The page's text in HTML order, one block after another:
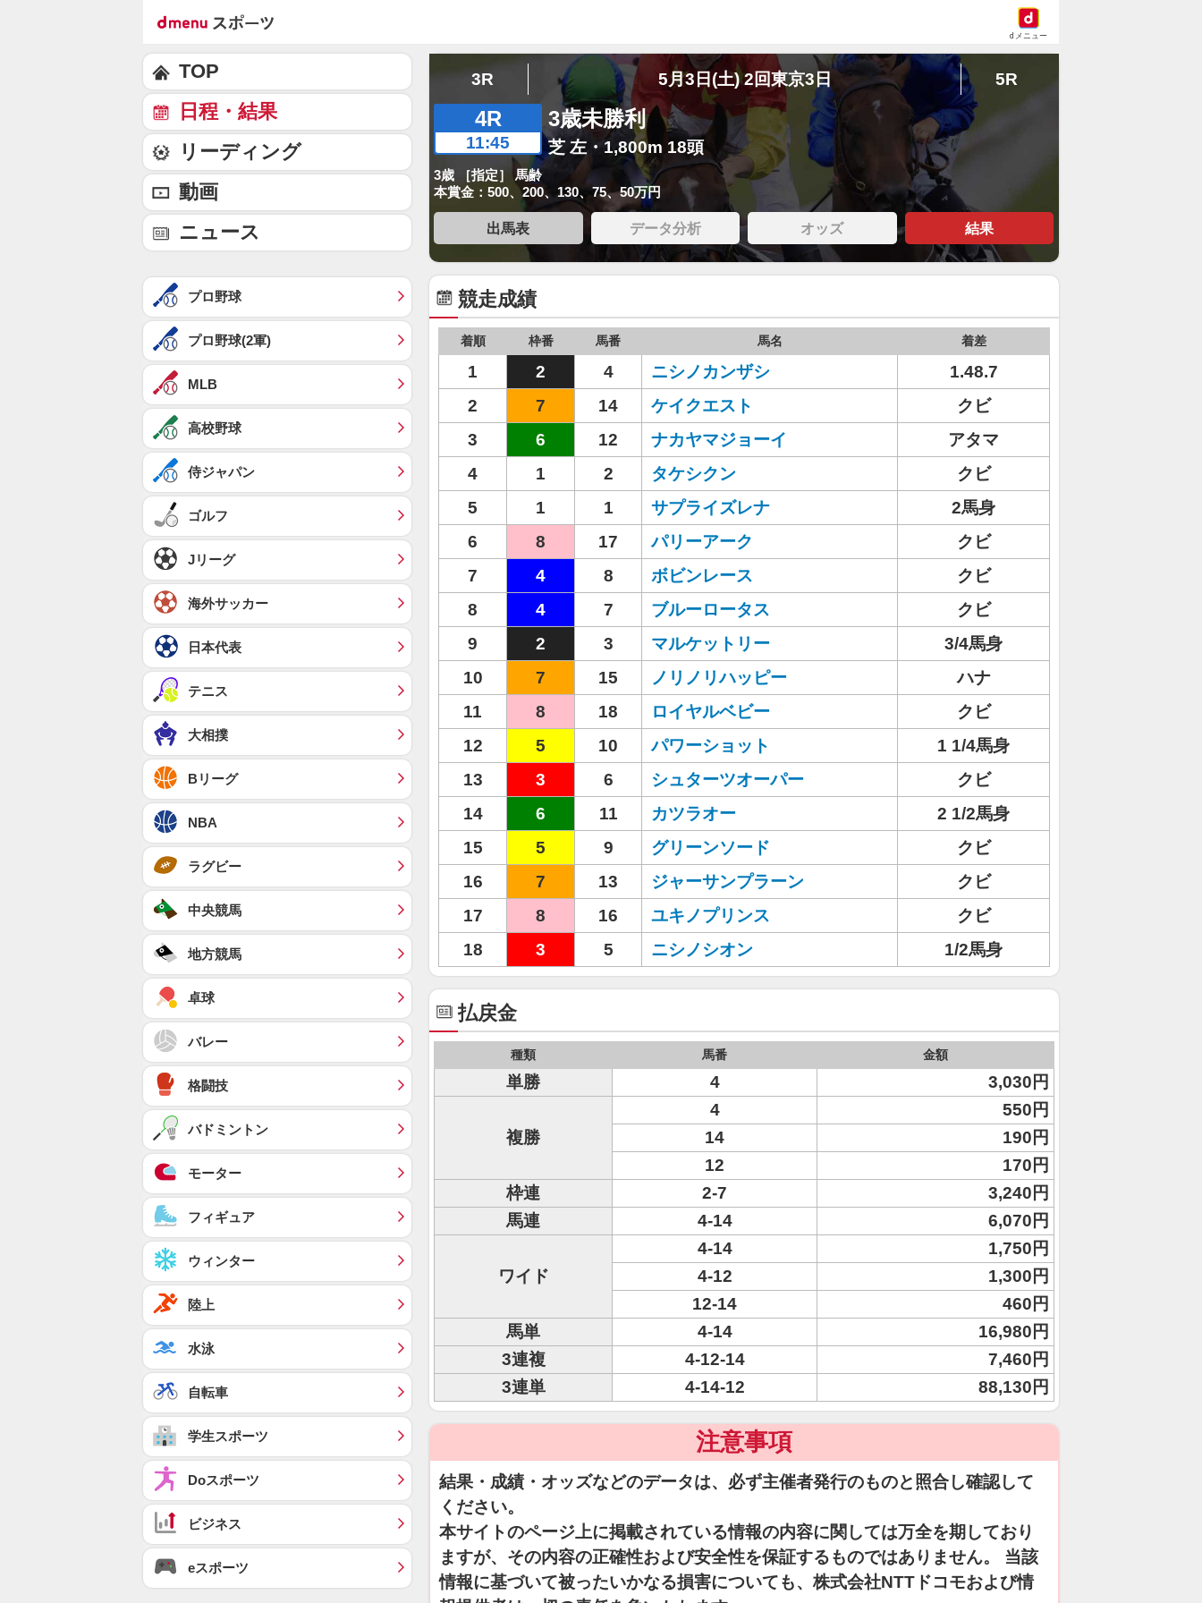
dメニュー
3R 5月3日(土) 2回東京3日 5R
4R
11:45
3歳未勝利
芝 左・1,800m 18頭
3歳 ［指定］ 馬齢
本賞金：500、200、130、75、50万円
出馬表 データ分析 オッズ 結果
競走成績
着順 枠番 馬番 馬名 着差
1 2 4 ニシノカンザシ
1.48.7
2
7 14 ケイクエスト
クビ
3
6 12 ナカヤマジョーイ
アタマ
4
1 2 タケシクン
クビ
5
1 1 サプライズレナ
2馬身
6
8 17 パリーアーク
クビ
7
4 8 ボビンレース
クビ
8
4 7 ブルーロータス
クビ
9
2 3 マルケットリー
3/4馬身
10
7 15 ノリノリハッピー
ハナ
11
8 18 ロイヤルベビー
クビ
12
5 10 パワーショット
1 1/4馬身
13
3 6 シュターツオーパー
クビ
14
6 11 カツラオー
2 1/2馬身
15
5 9 グリーンソード
クビ
16
7 13 ジャーサンプラーン
クビ
17
8 16 ユキノプリンス
クビ
18
3 5 ニシノシオン 1/2馬身
払戻金
種類 馬番 金額
単勝 4 3,030円
複勝
4
550円
14
190円
12
170円
枠連
2-7
3,240円
馬連
4-14 6,070円
ワイド
4-14
1,750円
4-12
1,300円
12-14
460円
馬単
4-14
16,980円
3連複
4-12-14
7,460円
3連単
4-14-12 88,130円
注意事項
結果・成績・オッズなどのデータは、必ず主催者発行のものと照合し確認して
ください。
本サイトのページ上に掲載されている情報の内容に関しては万全を期しており
ますが、その内容の正確性および安全性を保証するものではありません。 当該
情報に基づいて被ったいかなる損害についても、株式会社NTTドコモおよび情
TOP
日程・結果
リーディング
動画
ニュース
プロ野球
プロ野球(2軍)
MLB
高校野球
侍ジャパン
ゴルフ
Jリーグ
海外サッカー
日本代表
テニス
大相撲
Bリーグ
NBA
ラグビー
中央競馬
地方競馬
卓球
バレー
格闘技
バドミントン
モーター
フィギュア
ウィンター
陸上
水泳
自転車
学生スポーツ
Doスポーツ
ビジネス
eスポーツ